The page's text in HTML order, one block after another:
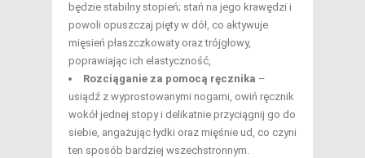
będzie stabilny stopień; stań na jego krawędzi i
powoli opuszczaj pięty w dół, co aktywuje
mięsień płaszczkowaty oraz trójgłowy,
poprawiając ich elastyczność,
Rozciąganie za pomocą ręcznika –
usiądź z wyprostowanymi nogami, owiń ręcznik
wokół jednej stopy i delikatnie przyciągnij go do
siebie, angażując łydki oraz mięśnie ud, co czyni
ten sposób bardziej wszechstronnym.